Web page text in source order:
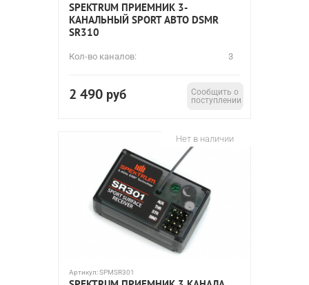
SPEKTRUM ПРИЕМНИК 3-
КАНАЛЬНЫЙ SPORT АВТО DSMR
SR310
Кол-во каналов: 3
2 490 руб
Сообщить о
поступлении
Нет в наличии
Артикул:SPMSR301